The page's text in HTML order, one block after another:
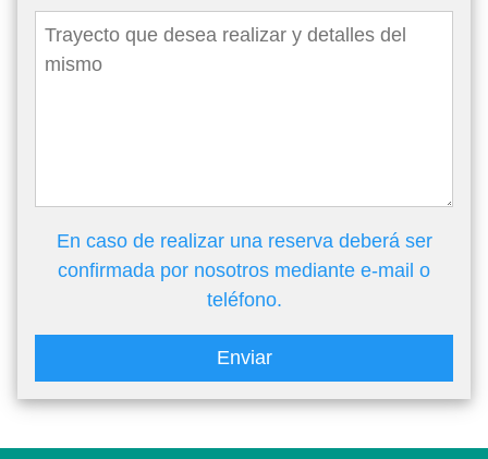
En caso de realizar una reserva deberá ser
confirmada por nosotros mediante e-mail o
teléfono.
Enviar